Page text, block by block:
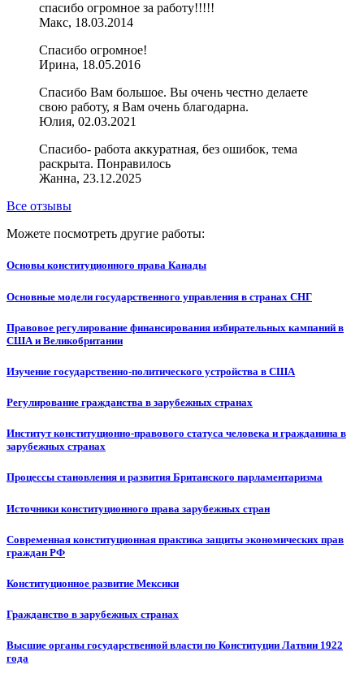
спасибо огромное за работу!!!!!
Макс, 18.03.2014
Спасибо огромное!
Ирина, 18.05.2016
Спасибо Вам большое. Вы очень честно делаете
свою работу, я Вам очень благодарна.
Юлия, 02.03.2021
Спасибо- работа аккуратная, без ошибок, тема
раскрыта. Понравилось
Жанна, 23.12.2025
Все отзывы
Можете посмотреть другие работы:
Основы конституционного права Канады
Основные модели государственного управления в странах СНГ
Правовое регулирование финансирования избирательных кампаний в
США и Великобритании
Изучение государственно-политического устройства в США
Регулирование гражданства в зарубежных странах
Институт конституционно-правового статуса человека и гражданина в
зарубежных странах
Процессы становления и развития Британского парламентаризма
Источники конституционного права зарубежных стран
Современная конституционная практика защиты экономических прав
граждан РФ
Конституционное развитие Мексики
Гражданство в зарубежных странах
Высшие органы государственной власти по Конституции Латвии 1922
года